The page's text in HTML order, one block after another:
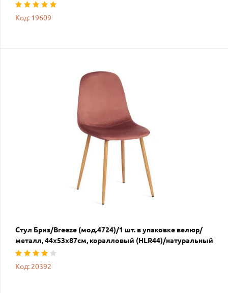
Код: 19609
Стул Бриз/Breeze (мод.4724)/1 шт. в упаковке велюр/
металл, 44х53х87см, коралловый (HLR44)/натуральный
Код: 20392